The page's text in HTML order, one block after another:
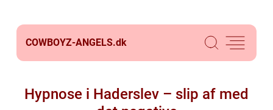
COWBOYZ-ANGELS.dk
Hypnose i Haderslev – slip af med